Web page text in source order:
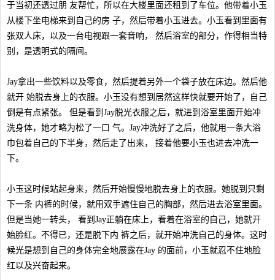
于当初还透过朋 友帮忙，所以在大楼里面还租到了车位。他带着小玉
从楼下坐电梯来到自己的房 子，然后带着小玉进去。小玉看到里面有
张双人床，以及一台电视跟一套音响， 然后浴室的部分，作得相当特
别，是透明式的隔间。
Jay拿出一些饮料以及零食，然后提着另外一个袋子放在床边。然后他
就开 始脱去身上的衣服。小玉没有想到居然这样快就要开始了，自己
倒是有点紧张。 但是看到Jay脱光衣服之后，就进到浴室里面开始冲
洗身体，她才略为松了一口 气。Jay冲洗好了之后，他就用一条大浴
巾包着自己的下半身，然后走了出来， 接着他要小玉也进去冲洗一
下。
小玉这时候站起身来，然后开始慢慢地脱去身上的衣服。她脱到只剩
下一条 内裤的时候，就用双手遮住自己的胸部，然后进去浴室里面。
但是当她一转头， 看到Jay正躺在床上，看着在浴室的自己，她就开
始脸红。不得已，还是脱下内 裤之后，就开始冲洗自己的身体。这时
候光是想到自己的身体完全地展露在Jay 的面前，小玉就忍不住地脸
红以及兴奋起来。